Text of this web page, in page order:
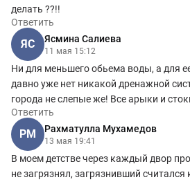
делать ??!!
Ответить
ЯС Ясмина Салиева
11 мая 15:12
Ни для меньшего обьема воды, а для
давно уже нет никакой дренажной
города не слепые же! Все арыки и
Ответить
РМ Рахматулла Мухамедов
13 мая 19:41
В моем детстве через каждый двор
не загрязнял, загрязнивший